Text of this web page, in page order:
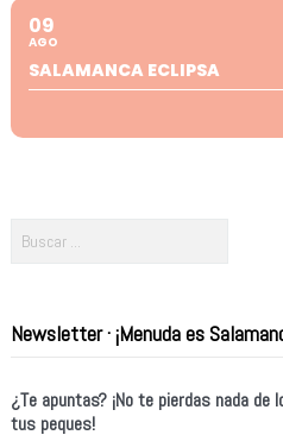
09
AGO
SALAMANCA ECLIPSA
Newsletter · ¡Menuda es
¿Te apuntas? ¡No te pierdas nada de
tus peques!